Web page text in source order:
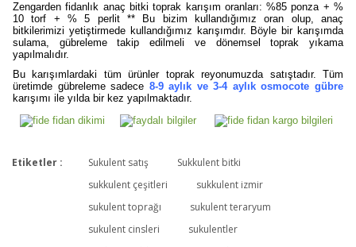
Zengarden fidanlık anaç bitki toprak karışım oranları: %85 ponza + %
10 torf + % 5 perlit ** Bu bizim kullandığımız oran olup, anaç
bitkilerimizi yetiştirmede kullandığımız karışımdır. Böyle bir karışımda
sulama, gübreleme takip edilmeli ve dönemsel toprak yıkama
yapılmalıdır.
Bu karışımlardaki tüm ürünler toprak reyonumuzda satıştadır. Tüm
üretimde gübreleme sadece 8-9 aylık ve 3-4 aylık osmocote gübre
karışımı ile yılda bir kez yapılmaktadır.
Bu ürüne ilk yorumu siz yapın!
Yorum Yaz
Etiketler : Sukulent satış
Sukkulent bitki
sukkulent çeşitleri
sukkulent izmir
sukulent toprağı
sukulent teraryum
sukulent cinsleri
sukulentler